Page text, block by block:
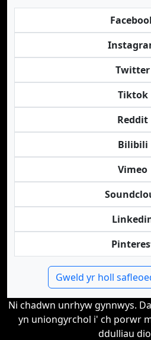
Twitter
Tiktok
Reddit
Bilibili
Vimeo
Gweld yr holl
Ni chadwn unrhyw gynnwys.
yn uniongyrchol i' ch porwr
ddulliau